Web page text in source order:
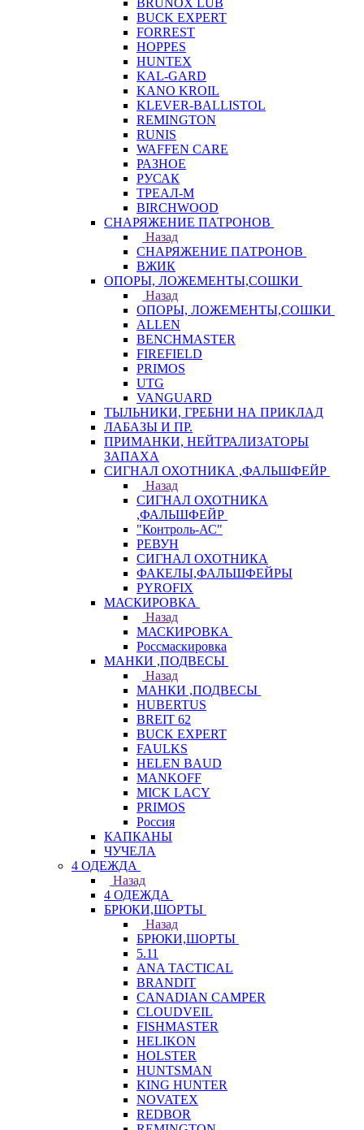
BRUNOX LUB
BUCK EXPERT
FORREST
HOPPES
HUNTEX
KAL-GARD
KANO KROIL
KLEVER-BALLISTOL
REMINGTON
RUNIS
WAFFEN CARE
РАЗНОЕ
РУСАК
ТРЕАЛ-М
BIRCHWOOD
СНАРЯЖЕНИЕ ПАТРОНОВ
Назад
СНАРЯЖЕНИЕ ПАТРОНОВ
ВЖИК
ОПОРЫ, ЛОЖЕМЕНТЫ,СОШКИ
Назад
ОПОРЫ, ЛОЖЕМЕНТЫ,СОШКИ
ALLEN
BENCHMASTER
FIREFIELD
PRIMOS
UTG
VANGUARD
ТЫЛЬНИКИ, ГРЕБНИ НА ПРИКЛАД
ЛАБАЗЫ И ПР.
ПРИМАНКИ, НЕЙТРАЛИЗАТОРЫ
ЗАПАХА
СИГНАЛ ОХОТНИКА ,ФАЛЬШФЕЙР
Назад
СИГНАЛ ОХОТНИКА
,ФАЛЬШФЕЙР
"Контроль-АС"
РЕВУН
СИГНАЛ ОХОТНИКА
ФАКЕЛЫ,ФАЛЬШФЕЙРЫ
PYROFIX
МАСКИРОВКА
Назад
МАСКИРОВКА
Россмаскировка
МАНКИ ,ПОДВЕСЫ
Назад
МАНКИ ,ПОДВЕСЫ
HUBERTUS
BREIT 62
BUCK EXPERT
FAULKS
HELEN BAUD
MANKOFF
MICK LACY
PRIMOS
Россия
КАПКАНЫ
ЧУЧЕЛА
4 ОДЕЖДА
Назад
4 ОДЕЖДА
БРЮКИ,ШОРТЫ
Назад
БРЮКИ,ШОРТЫ
5.11
ANA TACTICAL
BRANDIT
CANADIAN CAMPER
CLOUDVEIL
FISHMASTER
HELIKON
HOLSTER
HUNTSMAN
KING HUNTER
NOVATEX
REDBOR